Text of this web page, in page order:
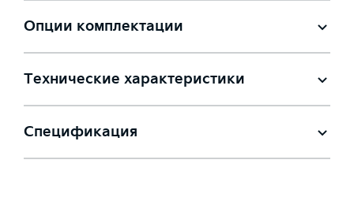
Опции комплектации
Технические характеристики
Спецификация